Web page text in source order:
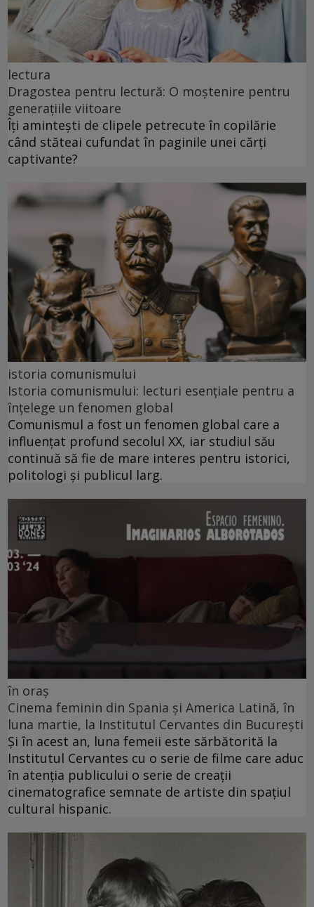
lectura
Dragostea pentru lectură: O moștenire pentru
generațiile viitoare
Îți amintești de clipele petrecute în copilărie
când stăteai cufundat în paginile unei cărți
captivante?
istoria comunismului
Istoria comunismului: lecturi esențiale pentru a
înțelege un fenomen global
Comunismul a fost un fenomen global care a
influențat profund secolul XX, iar studiul său
continuă să fie de mare interes pentru istorici,
politologi și publicul larg.
în oraș
Cinema feminin din Spania și America Latină, în
luna martie, la Institutul Cervantes din București
Și în acest an, luna femeii este sărbătorită la
Institutul Cervantes cu o serie de filme care aduc
în atenția publicului o serie de creații
cinematografice semnate de artiste din spațiul
cultural hispanic.